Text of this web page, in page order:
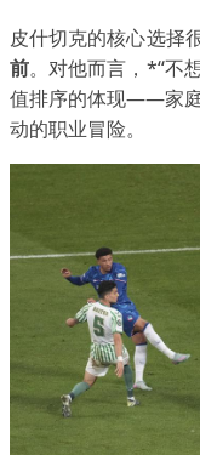
皮什切克的核心选择
前。对他而言，*“不
值排序的体现——家
动的职业冒险。